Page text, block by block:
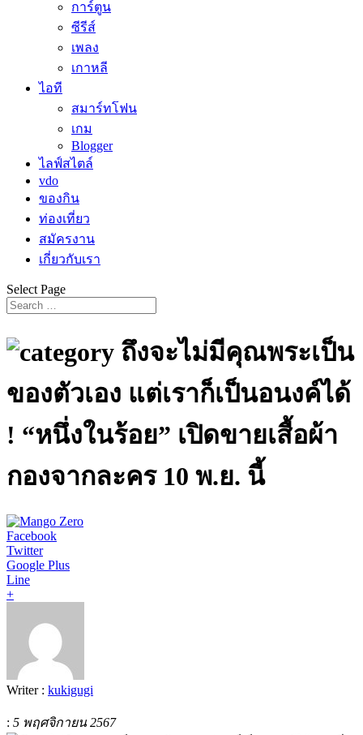
การ์ตูน
ซีรีส์
เพลง
เกาหลี
ไอที
สมาร์ทโฟน
เกม
Blogger
ไลฟ์สไตล์
vdo
ของกิน
ท่องเที่ยว
สมัครงาน
เกี่ยวกับเรา
Select Page
ถึงจะไม่มีคุณพระเป็น
ของตัวเอง แต่เราก็เป็นอนงค์ได้
! “หนึ่งในร้อย” เปิดขายเสื้อผ้า
กองจากละคร 10 พ.ย. นี้
Facebook
Twitter
Google Plus
Line
+
Writer : kukigugi
: 5 พฤศจิกายน 2567